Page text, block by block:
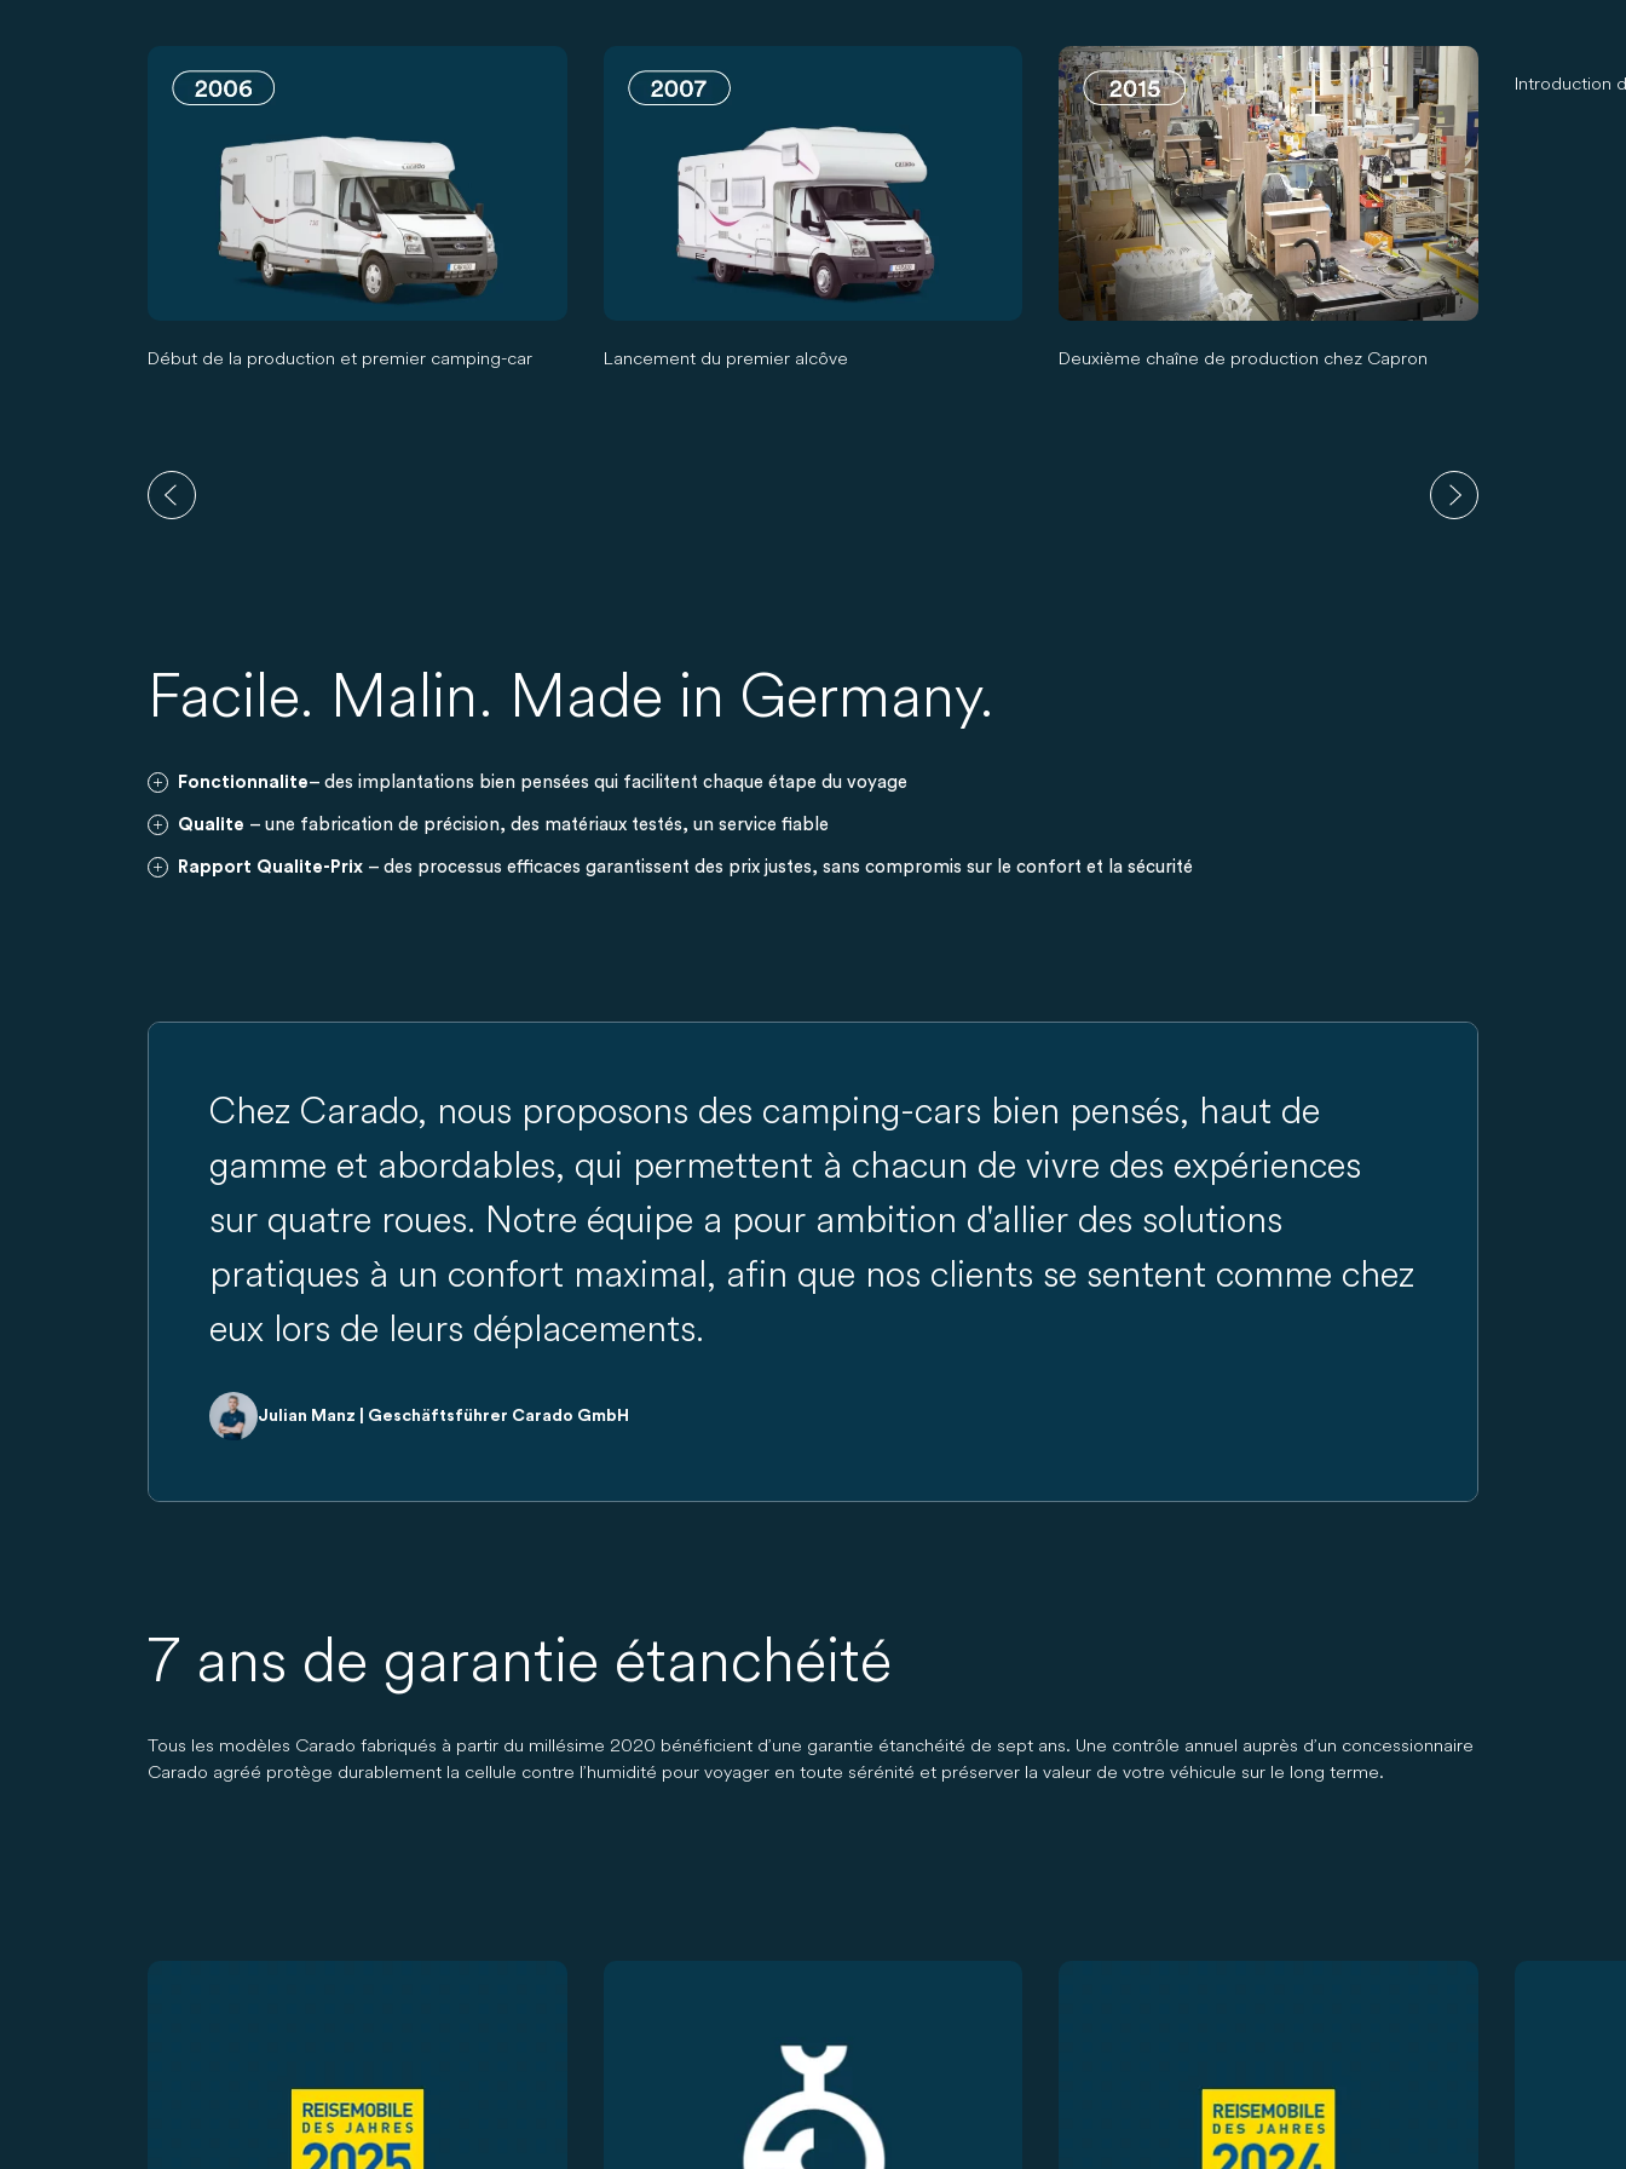
Début de la production et premier camping-car Lancement du premier alcôve Deuxième chaîne de production chez Capron
Introduction
Facile. Malin. Made in Germany.
Fonctionnalite– des implantations bien pensées qui facilitent chaque étape du voyage
Qualite – une fabrication de précision, des matériaux testés, un service fiable
Rapport Qualite-Prix – des processus efficaces garantissent des prix justes, sans compromis sur le confort et la sécurité
Chez Carado, nous proposons des camping-cars bien pensés, haut de
gamme et abordables, qui permettent à chacun de vivre des expériences
sur quatre roues. Notre équipe a pour ambition d'allier des solutions
pratiques à un confort maximal, afin que nos clients se sentent comme chez
eux lors de leurs déplacements.
Julian Manz | Geschäftsführer Carado GmbH
7 ans de garantie étanchéité
Tous les modèles Carado fabriqués à partir du millésime 2020 bénéficient d’une garantie étanchéité de sept ans. Une contrôle annuel auprès d’un concessionnaire
Carado agréé protège durablement la cellule contre l’humidité pour voyager en toute sérénité et préserver la valeur de votre véhicule sur le long terme.